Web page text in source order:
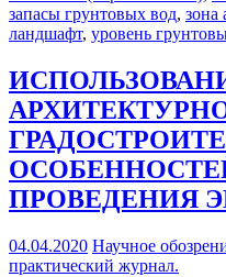
запасы грунтовых вод, зона
ландшафт, уровень
ПРОВЕДЕНИЯ
04.04.2020 Научное
практический журнал.